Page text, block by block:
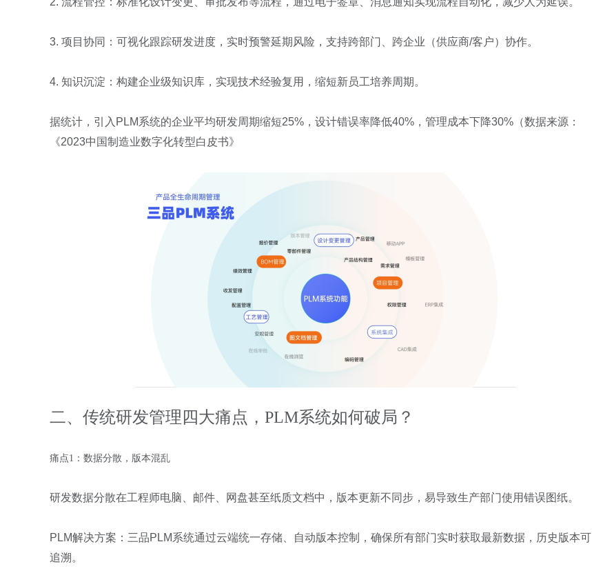
3. 项目协同：可视化跟踪研发进度，实时预警延期风险，支持跨部门、跨企业（供应商/客户）协作。
4. 知识沉淀：构建企业级知识库，实现技术经验复用，缩短新员工培养周期。
据统计，引入 PLM系统的企业平均研发周期缩短25% ，设计错误率降低40% ，管理成本下降30% （数据来源：
《2023中国制造业数字化转型白皮书》
二、传统研发管理四大痛点，PLM系统如何破局？
痛点1：数据分散，版本混乱
研发数据分散在工程师电脑、邮件、网盘甚至纸质文档中，版本更新不同步，易导致生产部门使用错误图纸。
PLM解决方案：三品PLM系统通过云端统一存储、自动版本控制，确保所有部门实时获取最新数据，历史版本可
追溯。